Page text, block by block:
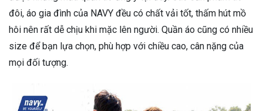
đôi, áo gia đình của NAVY đều có chất vải tốt, thấm hút mồ
hôi nên rất dễ chịu khi mặc lên người. Quần áo cũng có nhiều
size để bạn lựa chọn, phù hợp với chiều cao, cân nặng của
mọi đối tượng.